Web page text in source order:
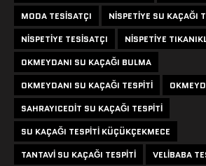
MODA TESISATÇI
NISPETIYE SU KAÇAĞI
NISPETIYE TESISATÇI
NISPETIYE
OKMEYDANI SU KAÇAĞI BULMA
OKMEYDANI SU KAÇAĞI TESPITI
SAHRAYICEDIT SU KAÇAĞI TESPITI
SU KAÇAĞI TESPITI KÜÇÜKÇEKMECE
TANTAVI SU KAÇAĞI TESPITI
VELIBABA